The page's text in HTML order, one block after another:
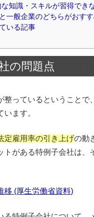
知識・スキルが習得でき
一般企業のどちらがおすす
いる記事
の問題点
整っているということで
います。
定雇用率の引き上げの動
トがある特例子会社は、
移 (厚生労働省資料)